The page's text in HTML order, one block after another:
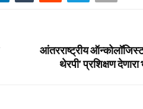
आंतरराष्ट्रीय
थेरपी’ प्रशिक्षण